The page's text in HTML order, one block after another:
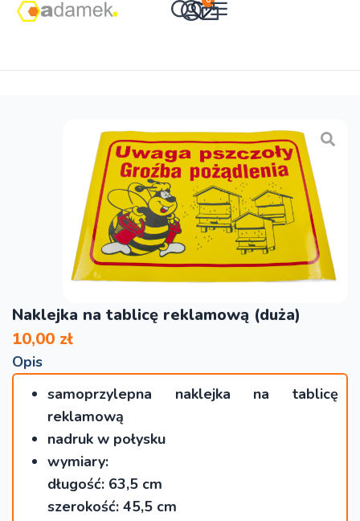
Naklejka na tablicę reklamową (duża)
10,00 zł
Opis
samoprzylepna naklejka na tablicę
reklamową
nadruk w połysku
wymiary:
długość: 63,5 cm
szerokość: 45,5 cm